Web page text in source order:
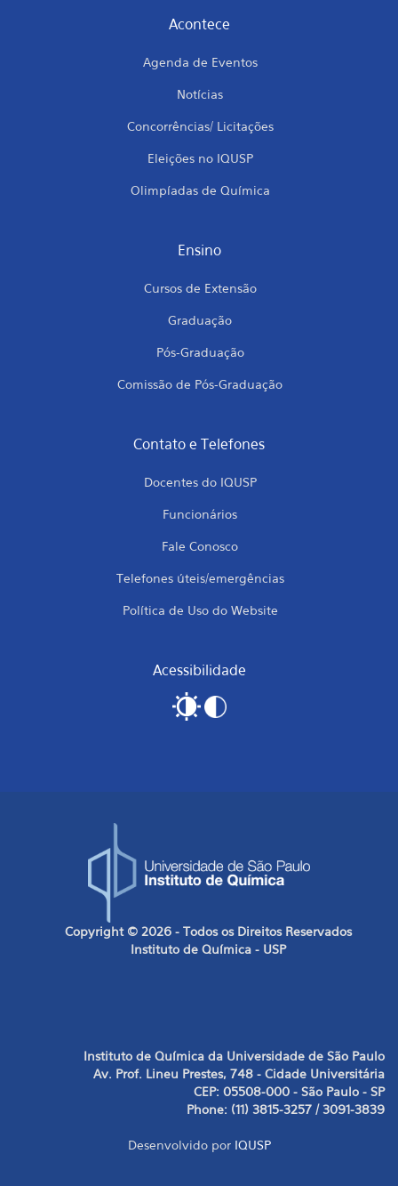
Acontece
Agenda de Eventos
Notícias
Concorrências/ Licitações
Eleições no IQUSP
Olimpíadas de Química
Ensino
Cursos de Extensão
Graduação
Pós-Graduação
Comissão de Pós-Graduação
Contato e Telefones
Docentes do IQUSP
Funcionários
Fale Conosco
Telefones úteis/emergências
Política de Uso do Website
Acessibilidade
Copyright © 2026 - Todos os Direitos Reservados
Instituto de Química - USP
Instituto de Química da Universidade de São Paulo
Av. Prof. Lineu Prestes, 748 - Cidade Universitária
CEP: 05508-000 - São Paulo - SP
Phone: (11) 3815-3257 / 3091-3839
Desenvolvido por IQUSP